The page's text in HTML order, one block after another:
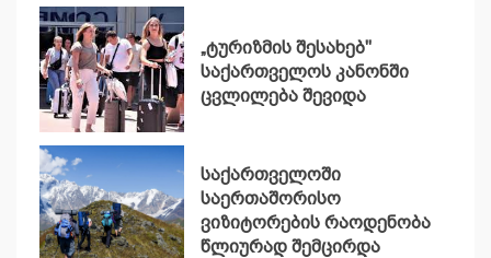
„ტურიზმის შესახებ"
საქართველოს კანონში
ცვლილება შევიდა
საქართველოში
საერთაშორისო
ვიზიტორების რაოდენობა
წლიურად შემცირდა